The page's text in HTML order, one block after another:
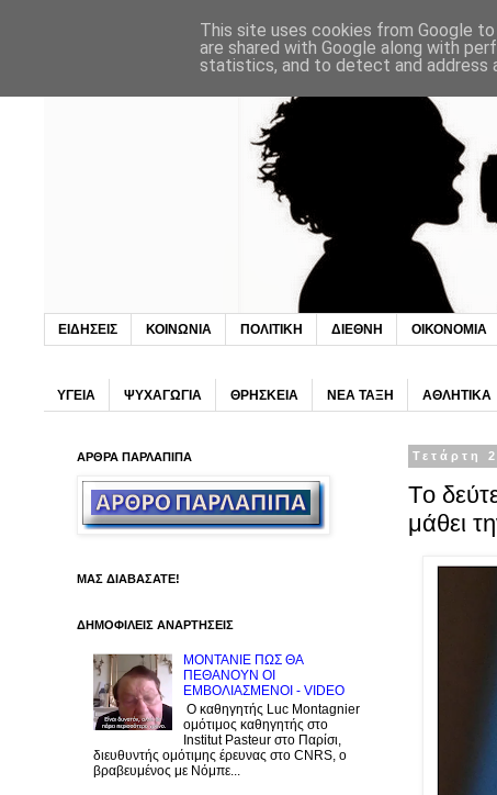
ΕΙΔΗΣΕΙΣ ΚΟΙΝΩΝΙΑ ΠΟΛΙΤΙΚΗ ΔΙΕΘΝΗ ΟΙΚΟΝΟΜΙΑ
ΥΓΕΙΑ ΨΥΧΑΓΩΓΙΑ ΘΡΗΣΚΕΙΑ ΝΕΑ ΤΑΞΗ ΑΘΛΗΤΙΚΑ
Τετάρτη
Tο
μάθει
ΑΡΘΡΑ ΠΑΡΛΑΠΙΠΑ
ΜΑΣ ΔΙΑΒΑΣΑΤΕ!
ΔΗΜΟΦΙΛΕΙΣ ΑΝΑΡΤΗΣΕΙΣ
ΜΟΝΤΑΝΙΕ ΠΩΣ ΘΑ
ΠΕΘΑΝΟΥΝ ΟΙ
ΕΜΒΟΛΙΑΣΜΕΝΟΙ - VIDEO
Ο καθηγητής Luc Montagnier
ομότιμος καθηγητής στο
Institut Pasteur στο Παρίσι,
διευθυντής ομότιμης έρευνας στο CNRS, o
βραβευμένος με Νόμπε...
This site uses cookies from Google
are shared with Google along with
statistics, and to detect and address